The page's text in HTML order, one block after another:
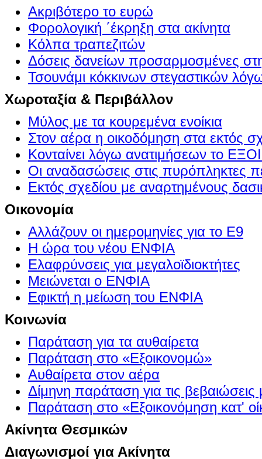
Ακριβότερο το ευρώ
Φορολογική ΄έκρηξη στα ακίνητα
Κόλπα τραπεζιτών
Δόσεις δανείων προσαρμοσμένες
Τσουνάμι κόκκινων στεγαστικών
Χωροταξία & Περιβάλλον
Μύλος με τα κουρεμένα ενοίκια
Στον αέρα η οικοδόμηση στα εκτός
Κονταίνει λόγω ανατιμήσεων το
Οι αναδασώσεις στις πυρόπληκτες
Εκτός σχεδίου με αναρτημένους
Οικονομία
Αλλάζουν οι ημερομηνίες για το Ε9
Η ώρα του νέου ΕΝΦΙΑ
Ελαφρύνσεις για μεγαλοϊδιοκτήτες
Μειώνεται ο ΕΝΦΙΑ
Εφικτή η μείωση του ΕΝΦΙΑ
Κοινωνία
Παράταση για τα αυθαίρετα
Παράταση στο «Εξοικονομώ»
Αυθαίρετα στον αέρα
Δίμηνη παράταση για τις βεβαιώσεις
Παράταση στο «Εξοικονόμηση κατ'
Ακίνητα Θεσμικών
Διαγωνισμοί για Ακίνητα